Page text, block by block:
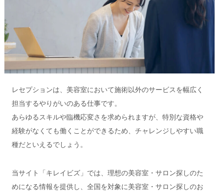
レセプションは、美容室において施術以外のサービスを幅広く
担当するやりがいのある仕事です。
あらゆるスキルや臨機応変さを求められますが、特別な資格や
経験がなくても働くことができるため、チャレンジしやすい職
種だといえるでしょう。
当サイト「キレイビズ」では、理想の美容室・サロン探しのた
めになる情報を提供し、全国を対象に美容室・サロン探しのお